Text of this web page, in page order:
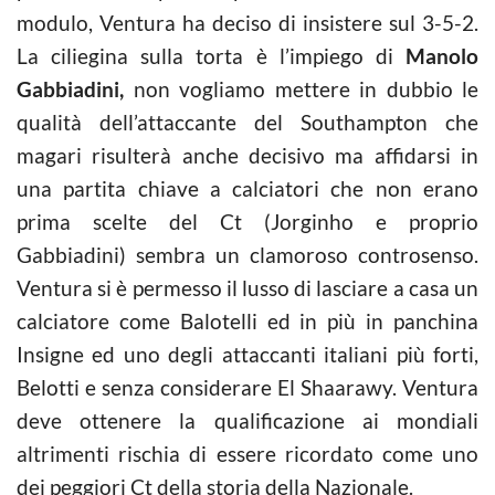
modulo, Ventura ha deciso di insistere sul 3-5-2.
La ciliegina sulla torta è l’impiego di Manolo
Gabbiadini, non vogliamo mettere in dubbio le
qualità dell’attaccante del Southampton che
magari risulterà anche decisivo ma affidarsi in
una partita chiave a calciatori che non erano
prima scelte del Ct (Jorginho e proprio
Gabbiadini) sembra un clamoroso controsenso.
Ventura si è permesso il lusso di lasciare a casa un
calciatore come Balotelli ed in più in panchina
Insigne ed uno degli attaccanti italiani più forti,
Belotti e senza considerare El Shaarawy. Ventura
deve ottenere la qualificazione ai mondiali
altrimenti rischia di essere ricordato come uno
dei peggiori Ct della storia della Nazionale.